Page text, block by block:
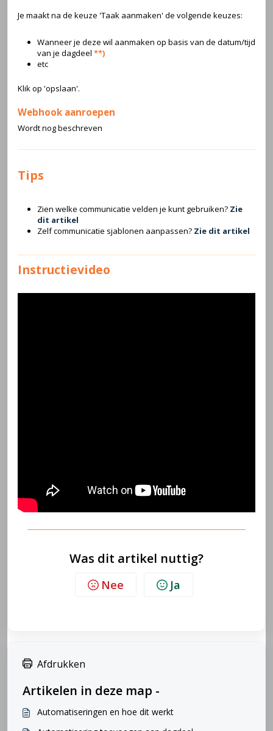
Je maakt na de keuze 'Taak aanmaken' de volgende keuzes:
Wanneer je deze wil aanmaken op basis van de datum/tijd
van je dagdeel **)
etc
Klik op 'opslaan'.
Webhook aanroepen
Wordt nog beschreven
Tips
Zien welke communicatie velden je kunt gebruiken? Zie
dit artikel
Zelf communicatie sjablonen aanpassen? Zie dit artikel
Instructievideo
Was dit artikel nuttig?
Nee Ja
Afdrukken
Artikelen in deze map -
Automatiseringen en hoe dit werkt